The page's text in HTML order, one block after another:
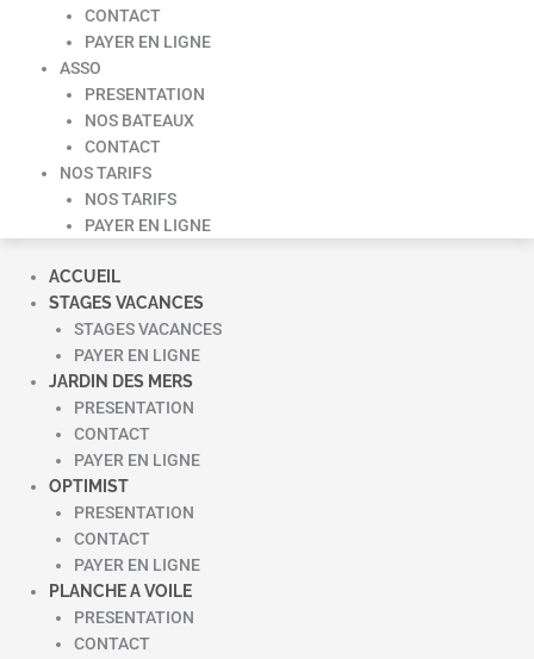
CONTACT
PAYER EN LIGNE
ASSO
PRESENTATION
NOS BATEAUX
CONTACT
NOS TARIFS
NOS TARIFS
PAYER EN LIGNE
ACCUEIL
STAGES VACANCES
STAGES VACANCES
PAYER EN LIGNE
JARDIN DES MERS
PRESENTATION
CONTACT
PAYER EN LIGNE
OPTIMIST
PRESENTATION
CONTACT
PAYER EN LIGNE
PLANCHE A VOILE
PRESENTATION
CONTACT